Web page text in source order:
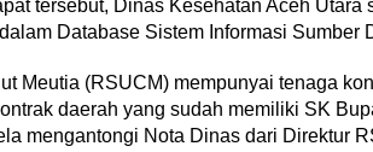
tersebut, Dinas Kesehatan Aceh
Database Sistem Informasi Sumber
Meutia (RSUCM) mempunyai tenaga
daerah yang sudah memiliki SK
mengantongi Nota Dinas dari Direktur